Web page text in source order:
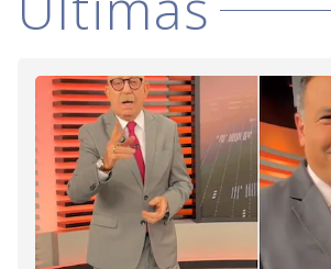
d
e
o